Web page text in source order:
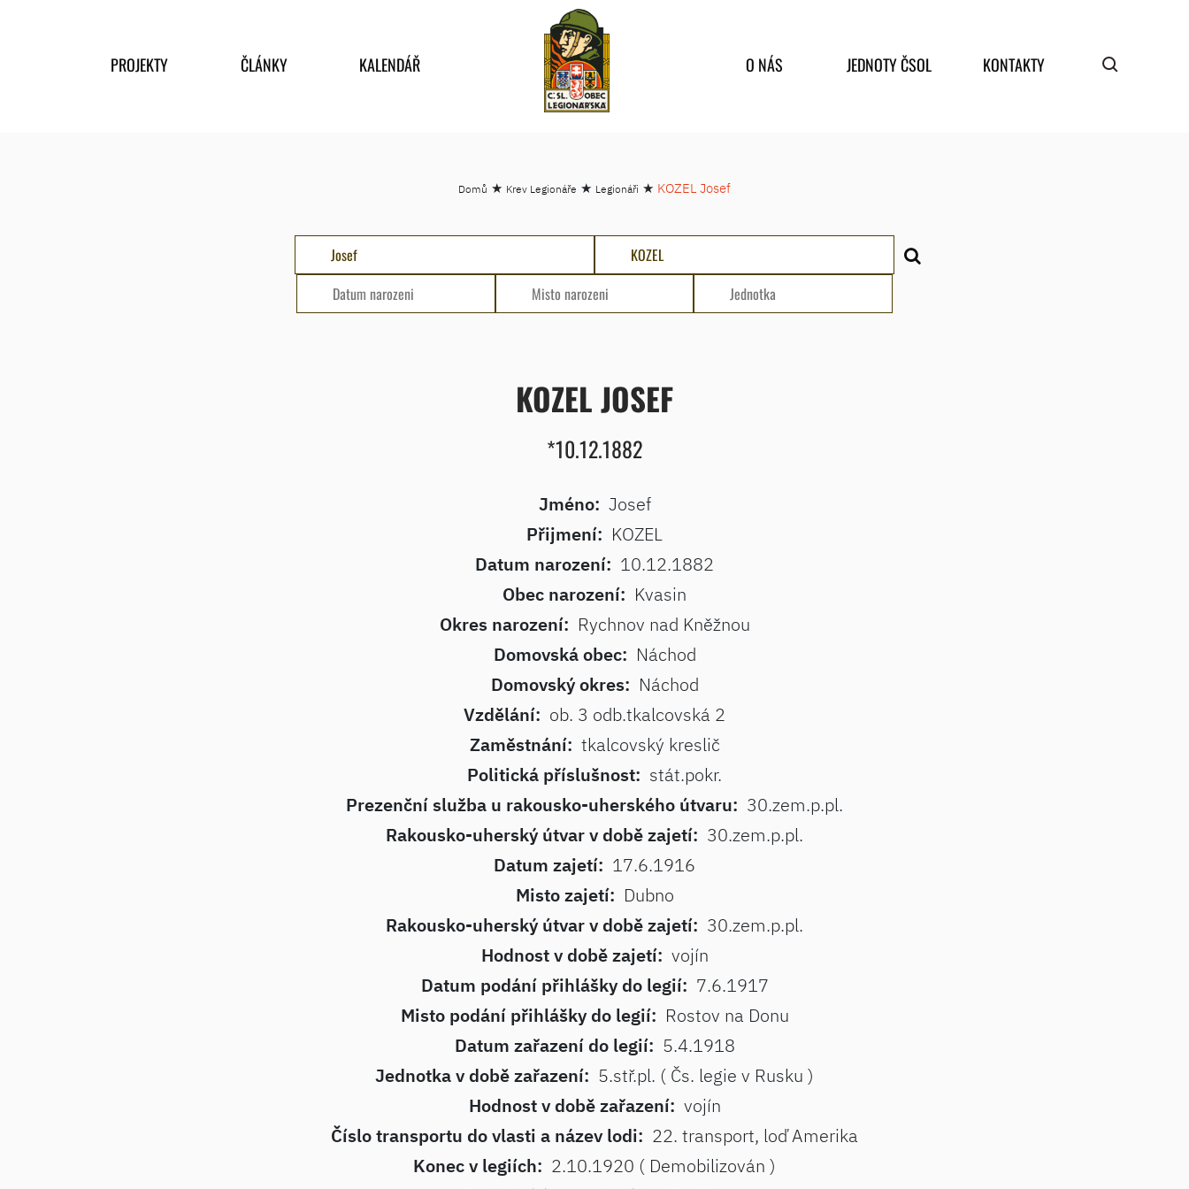
PROJEKTY ČLÁNKY KALENDÁŘ O NÁS JEDNOTY ČSOL KONTAKTY
Domů ★ Krev Legionáře ★ Legionáři ★ KOZEL Josef
KOZEL JOSEF
*10.12.1882
Jméno: Josef
Přijmení: KOZEL
Datum narození: 10.12.1882
Obec narození: Kvasin
Okres narození: Rychnov nad Kněžnou
Domovská obec: Náchod
Domovský okres: Náchod
Vzdělání: ob. 3 odb.tkalcovská 2
Zaměstnání: tkalcovský kreslič
Politická příslušnost: stát.pokr.
Prezenční služba u rakousko-uherského útvaru: 30.zem.p.pl.
Rakousko-uherský útvar v době zajetí: 30.zem.p.pl.
Datum zajetí: 17.6.1916
Misto zajetí: Dubno
Rakousko-uherský útvar v době zajetí: 30.zem.p.pl.
Hodnost v době zajetí: vojín
Datum podání přihlášky do legií: 7.6.1917
Misto podání přihlášky do legií: Rostov na Donu
Datum zařazení do legií: 5.4.1918
Jednotka v době zařazení: 5.stř.pl. ( Čs. legie v Rusku )
Hodnost v době zařazení: vojín
Číslo transportu do vlasti a název lodi: 22. transport, loď Amerika
Konec v legiích: 2.10.1920 ( Demobilizován )